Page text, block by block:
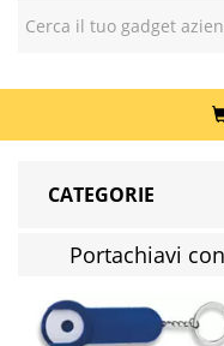
CATEGORIE
Portachiavi